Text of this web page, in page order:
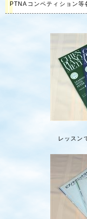
PTNAコンペティション
レッスン